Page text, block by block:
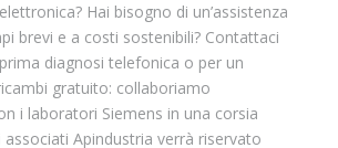
Hai bisogno di un’assistenza
brevi e a costi sostenibili? Contattaci
diagnosi telefonica o per un
gratuito: collaboriamo
i laboratori Siemens in una corsia
associati Apindustria verrà riservato